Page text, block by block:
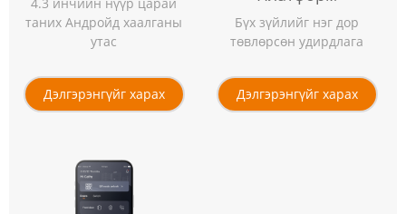
4.3 инчийн нүүр царай
таних Андройд хаалганы
утас
Дэлгэрэнгүйг харах
Бүх зүйлийг нэг дор
төвлөрсөн удирдлага
Дэлгэрэнгүйг харах